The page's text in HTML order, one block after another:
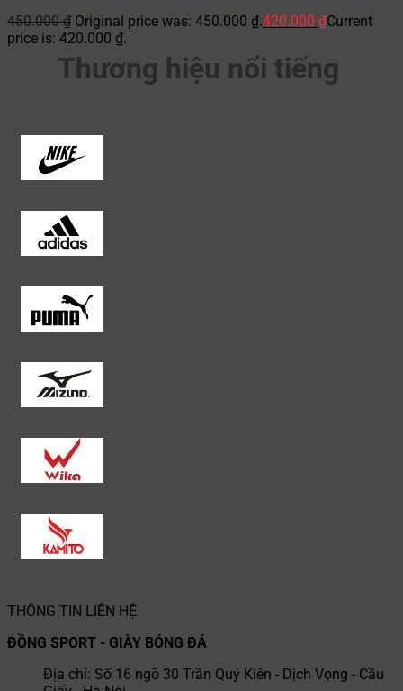
450.000₫ Original price was: 450.000 ₫.420.000 ₫Current
price is: 420.000 ₫.
Thương hiệu nổi tiếng
THÔNG TIN LIÊN HỆ
ĐỒNG SPORT - GIÀY BÓNG ĐÁ
Địa chỉ: Số 16 ngõ 30 Trần Quý Kiên - Dịch Vọng - Cầu